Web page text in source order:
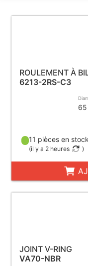
ROULEMENT À
6213-2RS-C3
65
11 pièces en stock
(il y a 2 heures )
JOINT V-RING
VA70-NBR